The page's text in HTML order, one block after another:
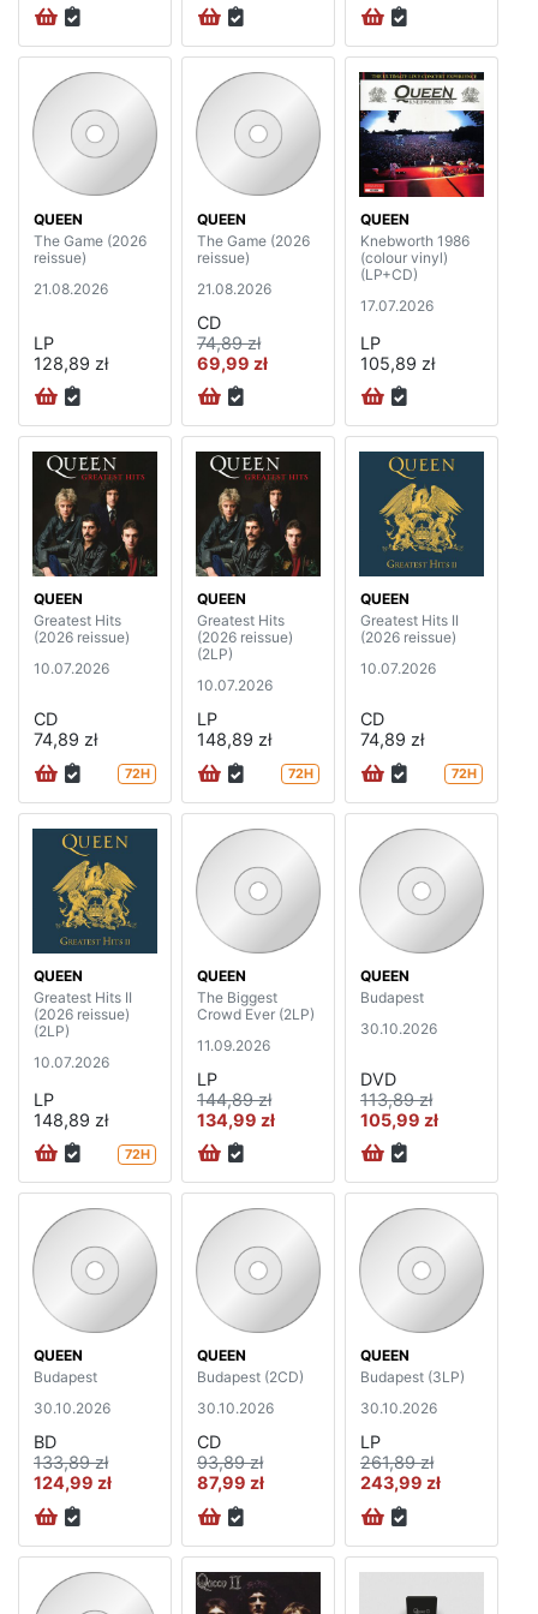
QUEEN
The Game (2026
reissue)
21.08.2026
LP
128,89 zł
QUEEN
The Game (2026
reissue)
21.08.2026
CD
74,89 zł
69,99 zł
QUEEN
Knebworth 1986
(colour vinyl)
(LP+CD)
17.07.2026
LP
105,89 zł
QUEEN
Greatest Hits
(2026 reissue)
10.07.2026
CD
74,89 zł
72H
QUEEN
Greatest Hits
(2026 reissue)
(2LP)
10.07.2026
LP
148,89 zł
72H
QUEEN
Greatest Hits II
(2026 reissue)
10.07.2026
CD
74,89 zł
72H
QUEEN
Greatest Hits II
(2026 reissue)
(2LP)
10.07.2026
LP
148,89 zł
72H
QUEEN
The Biggest
Crowd Ever (2LP)
11.09.2026
LP
144,89 zł
134,99 zł
QUEEN
Budapest
30.10.2026
DVD
113,89 zł
105,99 zł
QUEEN
Budapest
30.10.2026
BD
133,89 zł
124,99 zł
QUEEN
Budapest (2CD)
30.10.2026
CD
93,89 zł
87,99 zł
QUEEN
Budapest (3LP)
30.10.2026
LP
261,89 zł
243,99 zł